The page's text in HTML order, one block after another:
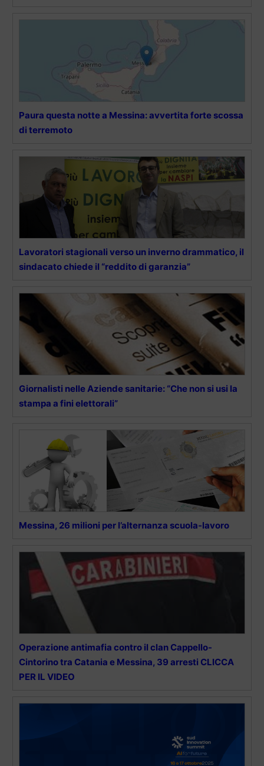
Paura questa notte a Messina: avvertita forte scossa
di terremoto
Lavoratori stagionali verso un inverno drammatico, il
sindacato chiede il “reddito di garanzia”
Giornalisti nelle Aziende sanitarie: “Che non si usi la
stampa a fini elettorali”
Messina, 26 milioni per l’alternanza scuola-lavoro
Operazione antimafia contro il clan Cappello-
Cintorino tra Catania e Messina, 39 arresti CLICCA
PER IL VIDEO